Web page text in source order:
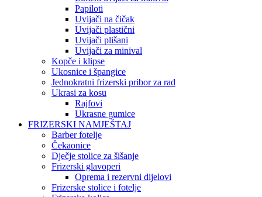
Papiloti
Uvijači na čičak
Uvijači plastični
Uvijači plišani
Uvijači za minival
Kopče i klipse
Ukosnice i špangice
Jednokratni frizerski pribor za rad
Ukrasi za kosu
Rajfovi
Ukrasne gumice
FRIZERSKI NAMJEŠTAJ
Barber fotelje
Čekaonice
Dječje stolice za šišanje
Frizerski glavoperi
Oprema i rezervni dijelovi
Frizerske stolice i fotelje